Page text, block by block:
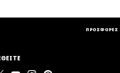
ΠΡΟΣΦΟΡΕΣ